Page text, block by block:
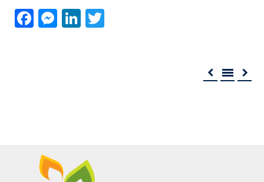
Facebook
Messenger
LinkedIn
  